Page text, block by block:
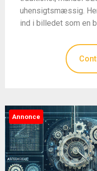
uhensigtsmæssig.
ind i billedet som en
Annonce